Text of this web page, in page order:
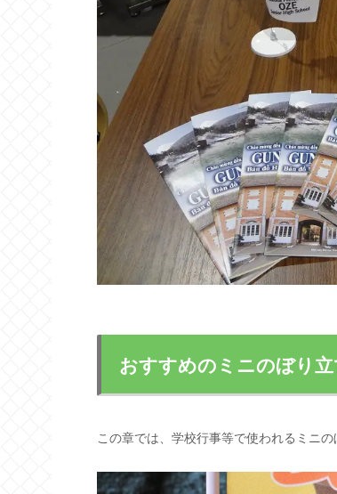
おすすめのミニのぼり立
この章では、学校行事等で使われるミニの